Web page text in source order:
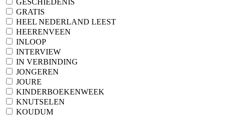
GESCHIEDENIS
GRATIS
HEEL NEDERLAND LEEST
HEERENVEEN
INLOOP
INTERVIEW
IN VERBINDING
JONGEREN
JOURE
KINDERBOEKENWEEK
KNUTSELEN
KOUDUM